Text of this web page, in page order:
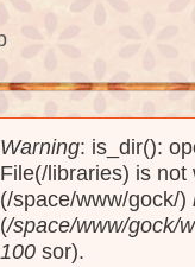
Warning: is_dir():
File(/libraries) is
(/space/www/gock/)
(/space/www/gock/
100 sor).